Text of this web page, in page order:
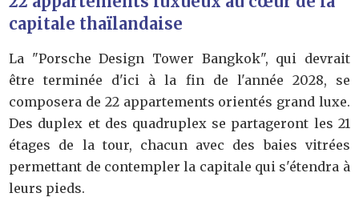
capitale thaïlandaise
La "Porsche Design Tower Bangkok", qui devrait
être terminée d'ici à la fin de l'année 2028, se
composera de 22 appartements orientés grand luxe.
Des duplex et des quadruplex se partageront les 21
étages de la tour, chacun avec des baies vitrées
permettant de contempler la capitale qui s'étendra à
leurs pieds.